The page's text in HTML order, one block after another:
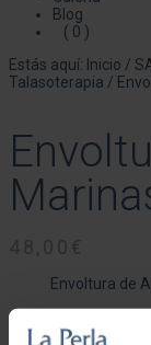
Blog
( 0 )
Estás aquí: Inicio /
Talasoterapia /
48,00 €
Envoltura de